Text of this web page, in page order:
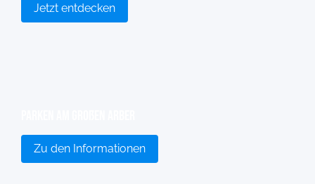
Jetzt entdecken
Zu den Informationen